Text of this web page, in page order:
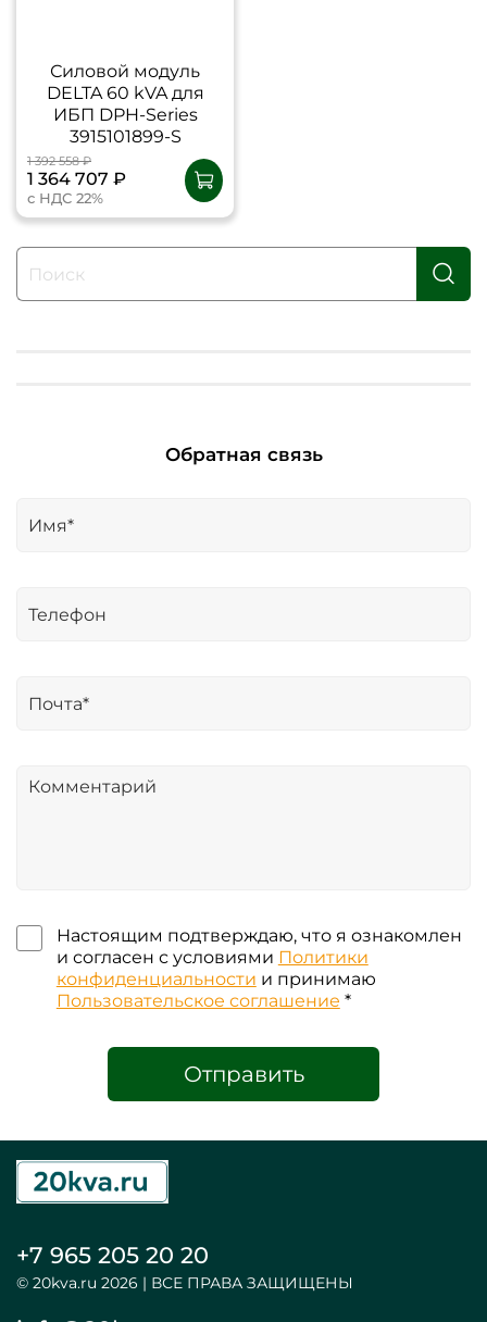
Силовой модуль
DELTA 60 kVA для
ИБП DPH-Series
3915101899-S
1 392 558 ₽
1 364 707 ₽
с НДС 22%
Обратная связь
Настоящим подтверждаю, что я ознакомлен
и согласен с условиями Политики
конфиденциальности и принимаю
Пользовательское соглашение *
Отправить
+7 965 205 20 20
© 20kva.ru 2026 | ВСЕ ПРАВА ЗАЩИЩЕНЫ